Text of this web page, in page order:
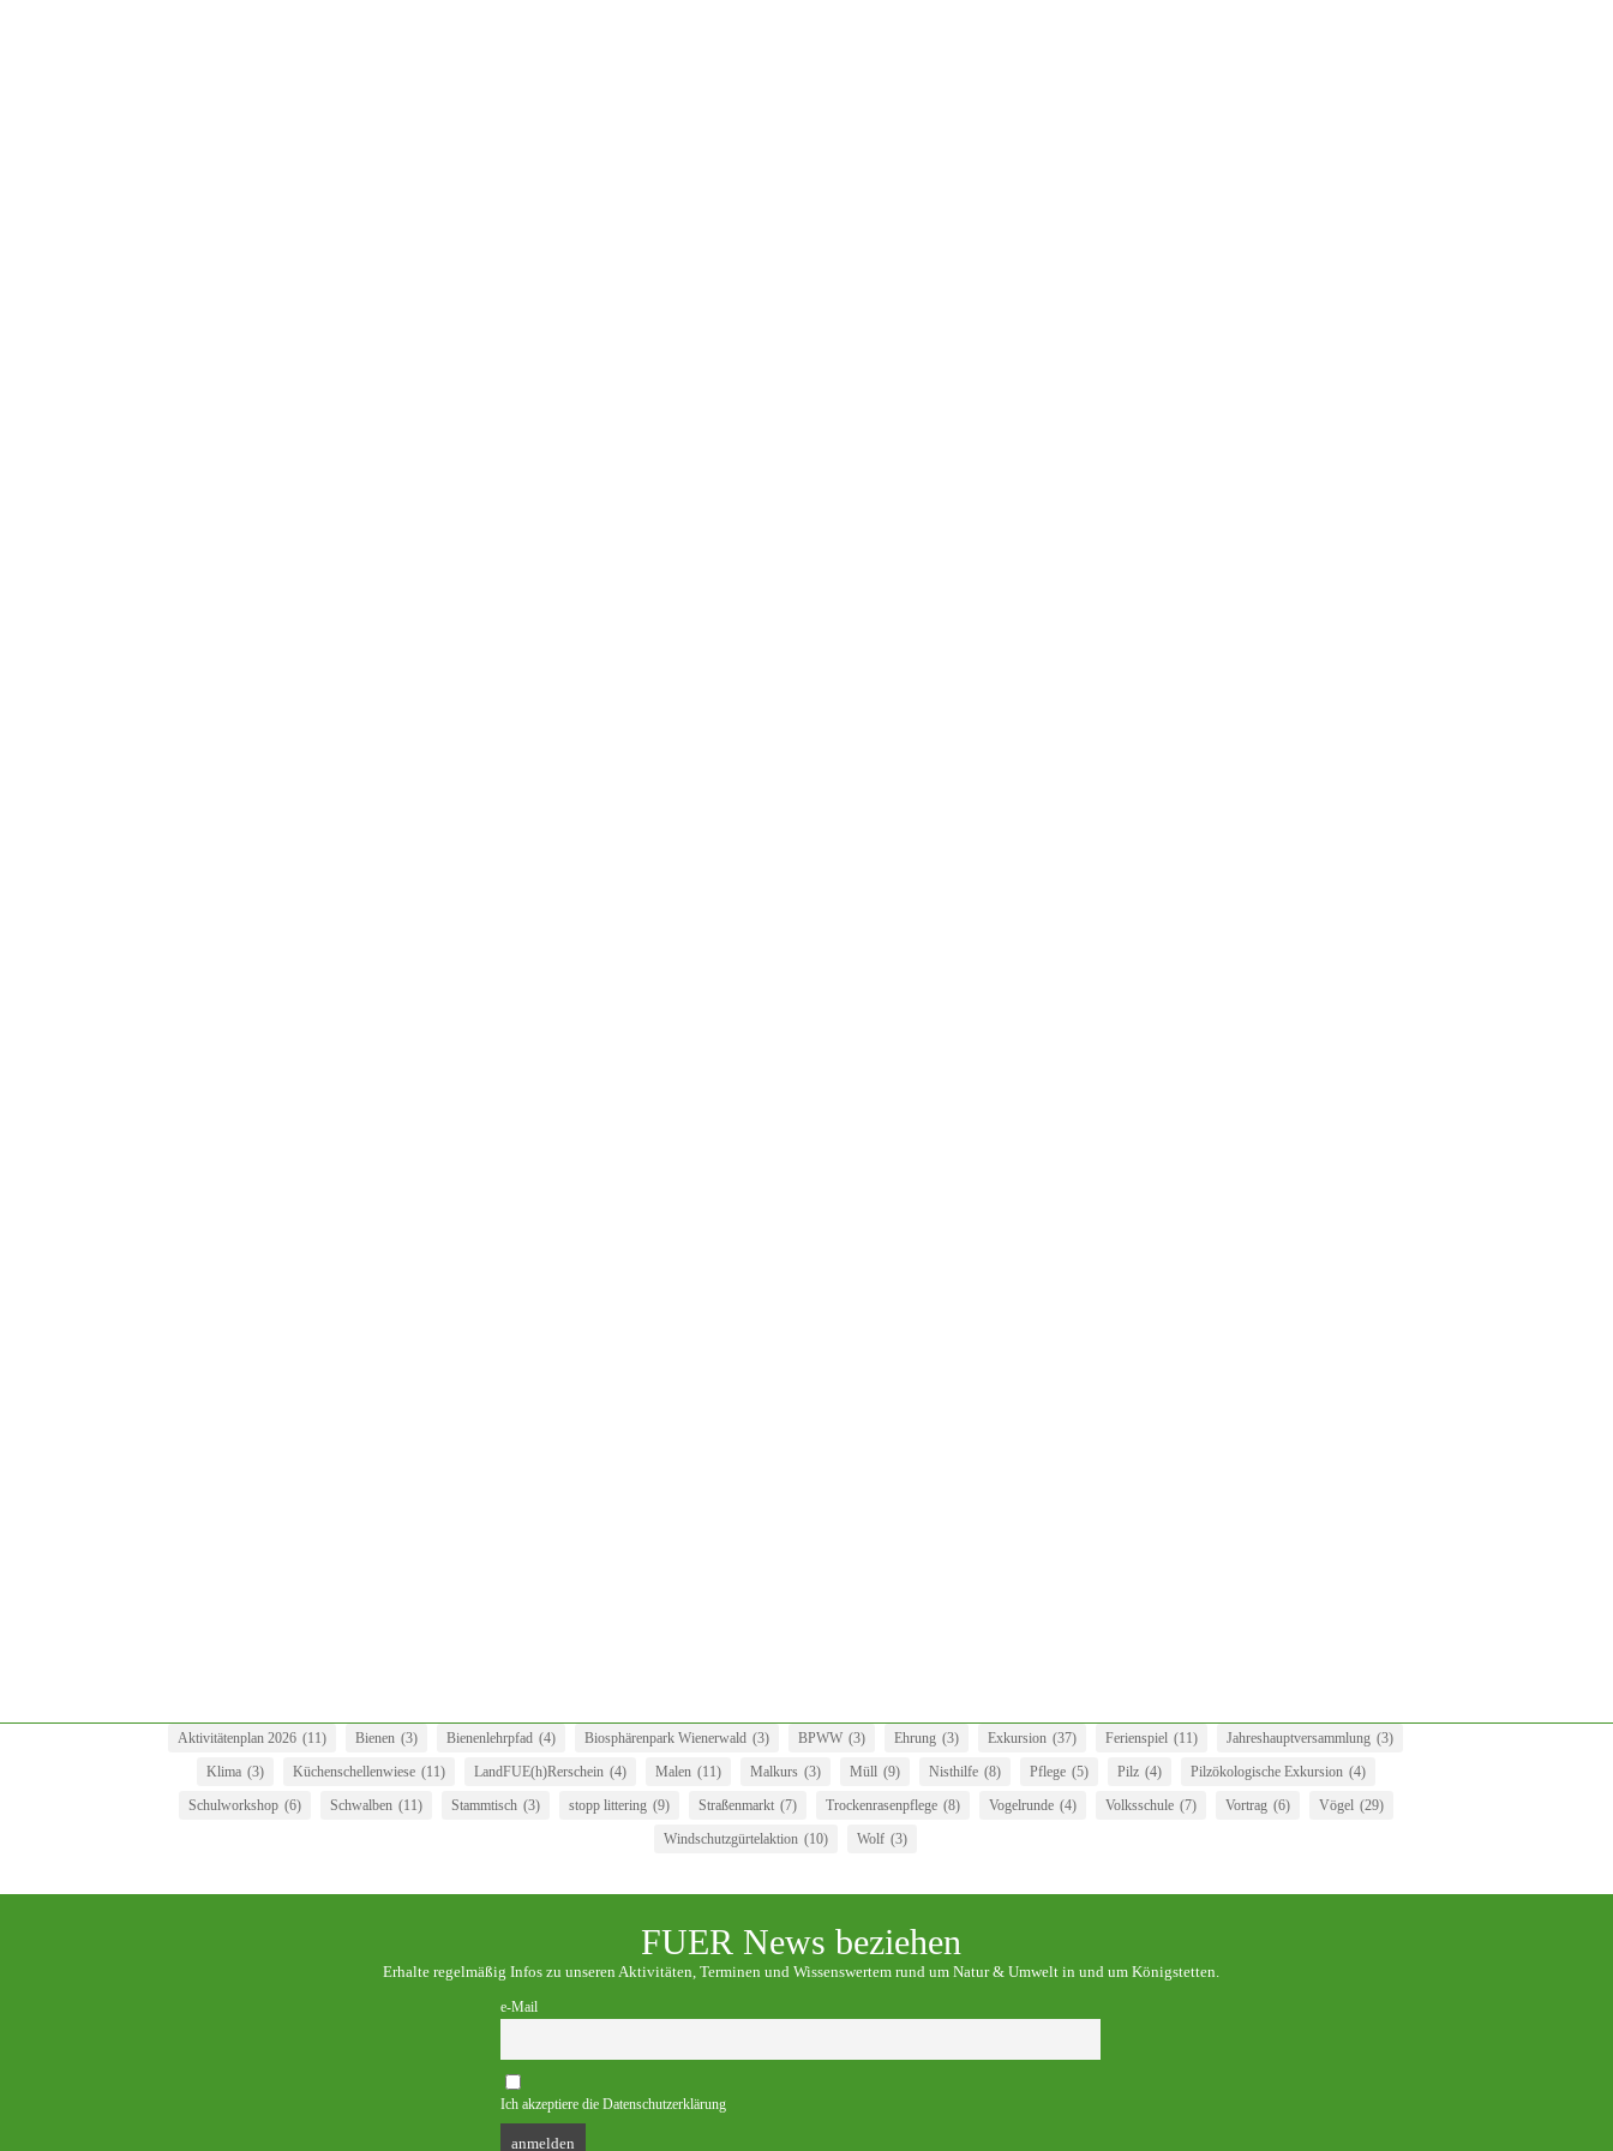
Aktivitätenplan 2026 (11) Bienen (3) Bienenlehrpfad (4) Biosphärenpark Wienerwald (3) BPWW (3) Ehrung (3) Exkursion (37) Ferienspiel (11) Jahreshauptversammlung (3)
Klima (3) Küchenschellenwiese (11) LandFUE(h)Rerschein (4) Malen (11) Malkurs (3) Müll (9) Nisthilfe (8) Pflege (5) Pilz (4) Pilzökologische Exkursion (4)
Schulworkshop (6) Schwalben (11) Stammtisch (3) stopp littering (9) Straßenmarkt (7) Trockenrasenpflege (8) Vogelrunde (4) Volksschule (7) Vortrag (6) Vögel (29)
Windschutzgürtelaktion (10) Wolf (3)
FUER News beziehen
Erhalte regelmäßig Infos zu unseren Aktivitäten, Terminen und Wissenswertem rund um Natur & Umwelt in und um Königstetten.
e-Mail
Ich akzeptiere die Datenschutzerklärung